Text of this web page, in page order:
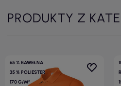
PRODUKTY Z
65 % BAWEŁNA
35 % POLIESTER
170 G/M²